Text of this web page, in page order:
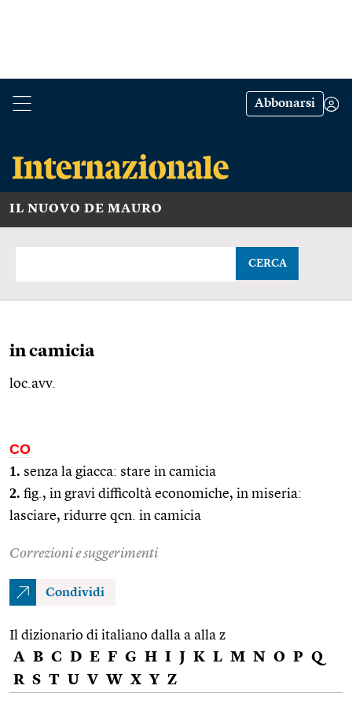
Abbonarsi
IL NUOVO DE MAURO
CERCA
in camicia
loc.avv.
CO
1. senza la giacca: stare in camicia
2. fig. , in gravi difficoltà economiche, in miseria:
lasciare, ridurre qcn. in camicia
Correzioni e suggerimenti
Condividi
Il dizionario di italiano dalla a alla z
A B C D E F G H I J K L M N O P Q
R S T U V W X Y Z